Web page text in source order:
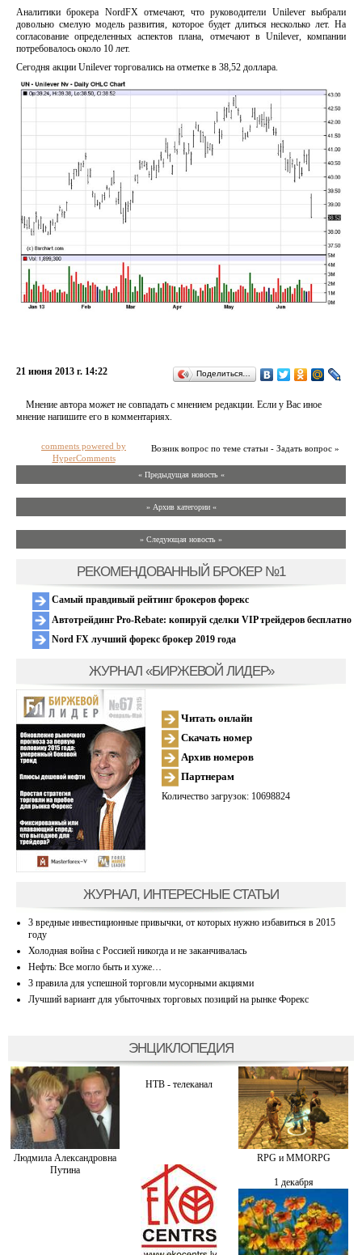
Аналитики брокера NordFX отмечают, что руководители Unilever выбрали
довольно смелую модель развития, которое будет длиться несколько лет. На
согласование определенных аспектов плана, отмечают в Unilever, компании
потребовалось около 10 лет.
Сегодня акции Unilever торговались на отметке в 38,52 доллара.
21 июня 2013 г. 14:22 Поделиться…
Мнение автора может не совпадать с мнением редакции. Если у Вас иное
мнение напишите его в комментариях.
Возник вопрос по теме статьи - Задать вопрос »
comments powered by
HyperComments
« Предыдущая новость «
» Архив категории «
» Следующая новость »
РЕКОМЕНДОВАННЫЙ БРОКЕР №1
Самый правдивый рейтинг брокеров форекс
Автотрейдинг Pro-Rebate: копируй сделки VIP трейдеров бесплатно
Nord FX лучший форекс брокер 2019 года
ЖУРНАЛ «БИРЖЕВОЙ ЛИДЕР»
Читать онлайн
Скачать номер
Архив номеров
Партнерам
Количество загрузок: 10698824
ЖУРНАЛ, ИНТЕРЕСНЫЕ СТАТЬИ
3 вредные инвестиционные привычки, от которых нужно избавиться в 2015
году
Холодная война с Россией никогда и не заканчивалась
Нефть: Все могло быть и хуже…
3 правила для успешной торговли мусорными акциями
Лучший вариант для убыточных торговых позиций на рынке Форекс
ЭНЦИКЛОПЕДИЯ
Людмила Александровна
Путина
НТВ - телеканал
RPG и MMORPG
1 декабря